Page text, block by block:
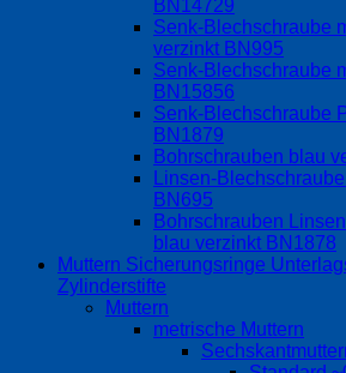
BN14729
Senk-Blechschraube
verzinkt BN995
Senk-Blechschraube
BN15856
Senk-Blechschraube
BN1879
Bohrschrauben blau
Linsen-
BN695
Bohrschrauben
blau verzinkt BN1878
Muttern Sicherungsringe
Zylinderstifte
Muttern
metrische Muttern